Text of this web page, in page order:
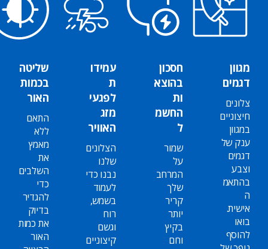
מגוון
דגמים
צלונים
חיצוניים
במגוון
ענק של
דגמים
וצבע
בהתאמ
אישית.
בואו
להוסף
חסכון
בהוצא
החשמ
שמור
המרחב
שלך
קריר
יותר
בקיץ
וחם
עמידו
לפגעי
מזג
האוויר
הצלונים
שלנו
נבנו כדי
לעמוד
בשמש,
רוח
וגשם
קיצוניים
שליטה
בכמות
האור
התאם
ללא
מאמץ
השלבים
כדי
להגדיר
בדיוק
את כמות
האור